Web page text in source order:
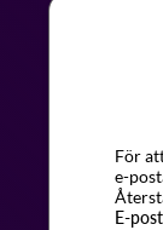
För
e-
E-post